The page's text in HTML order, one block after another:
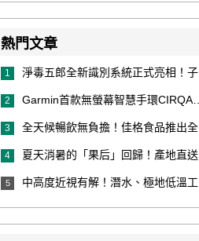
熱門文章
1 淨毒五郎全新識別系統正式亮相！子品牌然本再推體香噴霧新產品！
2 Garmin首款無螢幕智慧手環CIRQA登場 專注健康無須訂閱！ 輕量舒適風格百搭 生態系無縫串接 打造全天候零干擾健康與恢復管理新體驗
3 全天候暢飲無負擔！佳格食品推出全新穀物茶品牌「穀萃」 首發「穀萃 蕎麥國寶茶」無糖、0咖啡因 24小時暖心陪伴
4 夏天消暑的「果后」回歸！產地直送泰國鮮山竹，打造夏日最頂級的天然補給
5 中高度近視有解！潛水、極地低溫工作者優選 EVO ICL 膠原蛋白眼內鏡